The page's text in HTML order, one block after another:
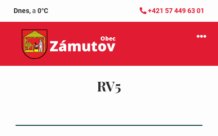
Dnes,a 0°C +421 57 449 63 01
RV5